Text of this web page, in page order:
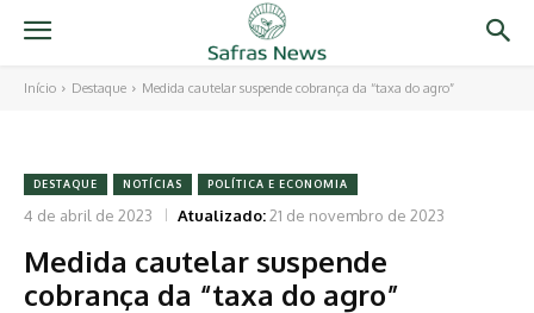
Início Destaque Medida cautelar suspende cobrança da “taxa do agro”
DESTAQUE NOTÍCIAS POLÍTICA E ECONOMIA
4 de abril de 2023 Atualizado:21 de novembro de 2023
Medida cautelar suspende
cobrança da “taxa do agro”